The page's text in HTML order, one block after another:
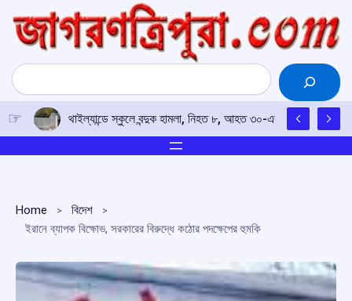
content
Search
থাইল্যান্ডে স্কুলে বন্দুক হামলা, নিহত ৮, আহত ৩০-এর বেশি; অভিযুক্ত
Home
বিদেশ
ইরানে ব্যাপক বিক্ষোভ, সরকারের বিরুদ্ধে কঠোর পদক্ষেপের হুমকি